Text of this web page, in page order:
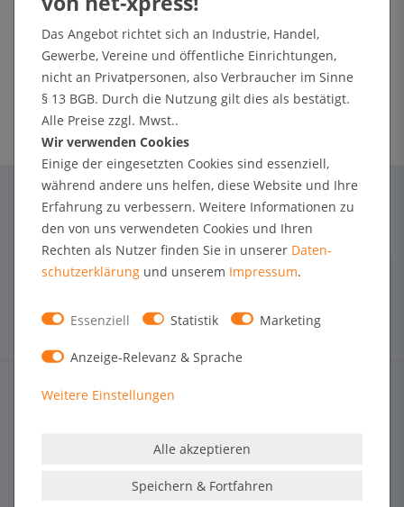
x 70 und 70 x 100 cm. Die Alternative zu den glanzvollen Alu-Rahmen sind
Passantenstopper aus Holz, die sich mit Kreidestiften immer wieder neu
beschriften lassen. Aus heimischer Buche oder edlem Teakholz gefertigt,
erfüllen diese Art von Gehwegtafeln einen hohen optischen Anspruch.
Auch die Kundenstopper aus Holz sind bei net-xpress® in verschiedenen
Größen erhältlich.
SERVICE & BERATUNG
Hilfe & Kontakt
Das Angebot richtet sich an Industrie, Handel,
Gewerbe, Vereine und öffentliche Einrichtungen,
nicht an Privatpersonen, also Verbraucher im Sinne
§ 13 BGB. Durch die Nutzung gilt dies als bestätigt.
Alle Preise zzgl. Mwst..
Wir verwenden Cookies
Einige der eingesetzten Cookies sind essenziell,
während andere uns helfen, diese Website und Ihre
Erfahrung zu verbessern. Weitere Informationen zu
den von uns verwendeten Cookies und Ihren
Rechten als Nutzer finden Sie in unserer Daten­
schutz­erklärung und unserem Impressum.
Essenziell Statistik Marketing
Anzeige-Relevanz & Sprache
Weitere Einstellungen
Alle akzeptieren
Speichern & Fortfahren